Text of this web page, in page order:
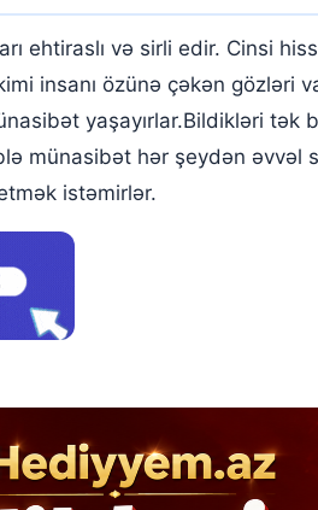
ehtiraslı və sirli edir. Cinsi
insanı özünə çəkən gözləri
yaşayırlar.Bildikləri tək
münasibət hər şeydən əvvəl
istəmirlər.